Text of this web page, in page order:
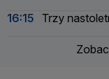
16:15
Trzy